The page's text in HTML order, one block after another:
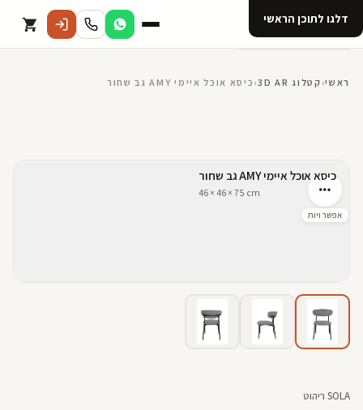
דלגו לתוכן הראשי
קטלוגראשי› קטלוג 3D AR › כיסא אוכל איימי AMY גב שחור
SOLA ריהוט